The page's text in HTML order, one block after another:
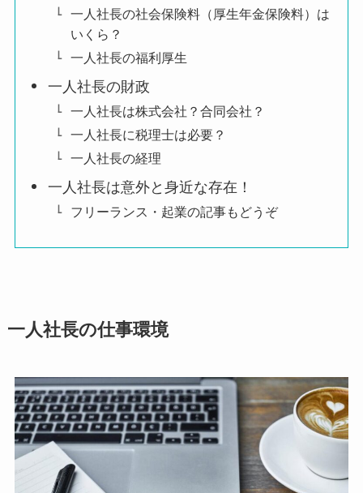
一人社長の社会保険料（厚生年金保険料）は
いくら？
一人社長の福利厚生
一人社長の財政
一人社長は株式会社？合同会社？
一人社長に税理士は必要？
一人社長の経理
一人社長は意外と身近な存在！
フリーランス・起業の記事もどうぞ
一人社長の仕事環境